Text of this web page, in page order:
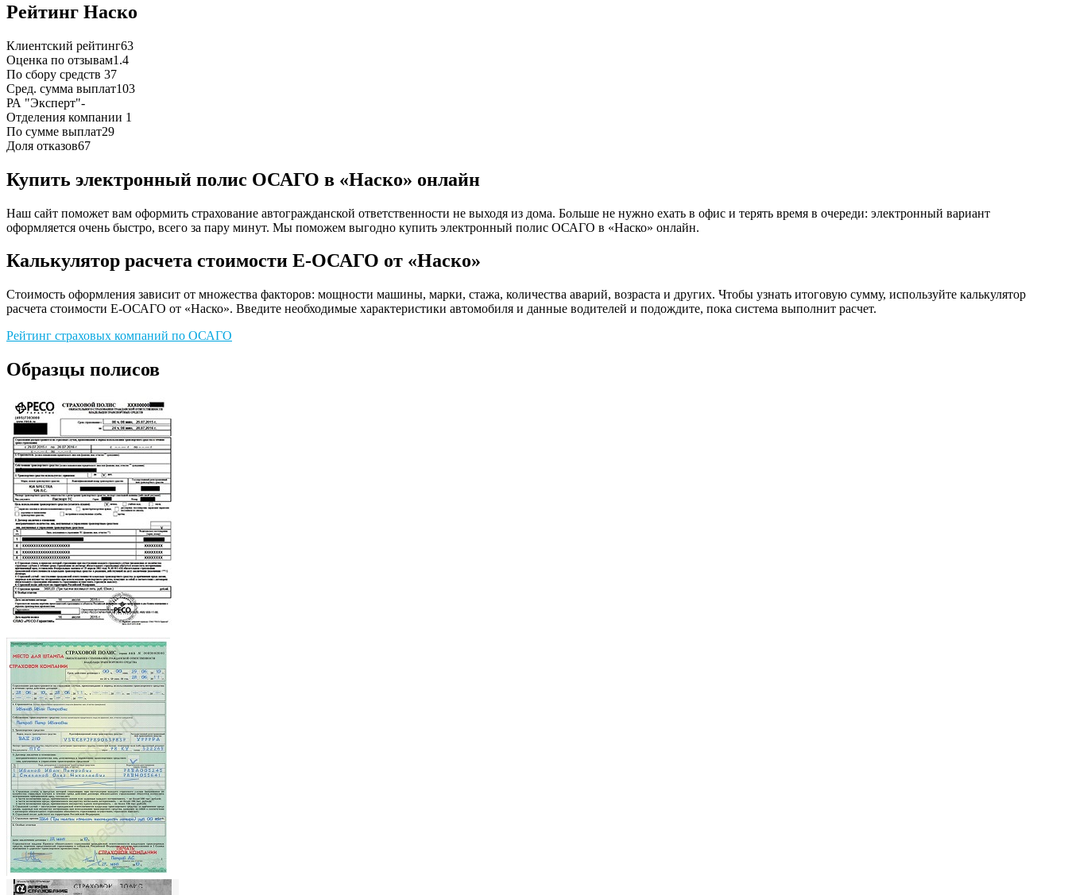
Рейтинг Наско
Клиентский рейтинг63
Оценка по отзывам1.4
По сбору средств 37
Сред. сумма выплат103
РА "Эксперт"-
Отделения компании 1
По сумме выплат29
Доля отказов67
Купить электронный полис ОСАГО в «Наско» онлайн
Наш сайт поможет вам оформить страхование автогражданской ответственности не выходя из дома. Больше не нужно ехать в офис и терять время в очереди: электронный вариант
оформляется очень быстро, всего за пару минут. Мы поможем выгодно купить электронный полис ОСАГО в «Наско» онлайн.
Калькулятор расчета стоимости Е-ОСАГО от «Наско»
Стоимость оформления зависит от множества факторов: мощности машины, марки, стажа, количества аварий, возраста и других. Чтобы узнать итоговую сумму, используйте калькулятор
расчета стоимости Е-ОСАГО от «Наско». Введите необходимые характеристики автомобиля и данные водителей и подождите, пока система выполнит расчет.
Рейтинг страховых компаний по ОСАГО
Образцы полисов